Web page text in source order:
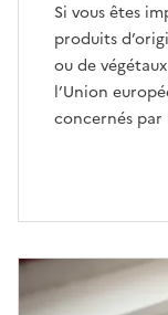
Si vous êtes
produits
ou de
l’Union
concernés par